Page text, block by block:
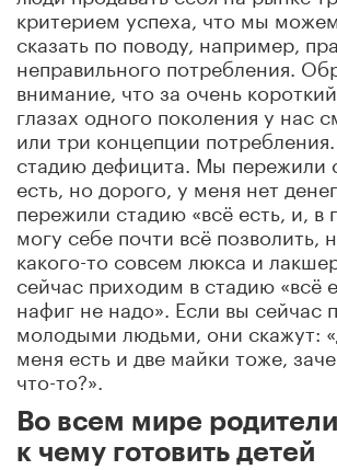
критерием успеха, что мы
сказать по поводу, например,
неправильного потребления.
внимание, что за очень
глазах одного поколения у нас
или три концепции
стадию дефицита. Мы пережили
есть, но дорого, у меня нет
пережили стадию «всё есть, и, в
могу себе почти всё позволить,
какого-то совсем люкса и
сейчас приходим в стадию «всё
нафиг не надо». Если вы сейчас
молодыми людьми, они скажут:
меня есть и две майки тоже,
что-то?».
Во всем мире
к чему готовить детей